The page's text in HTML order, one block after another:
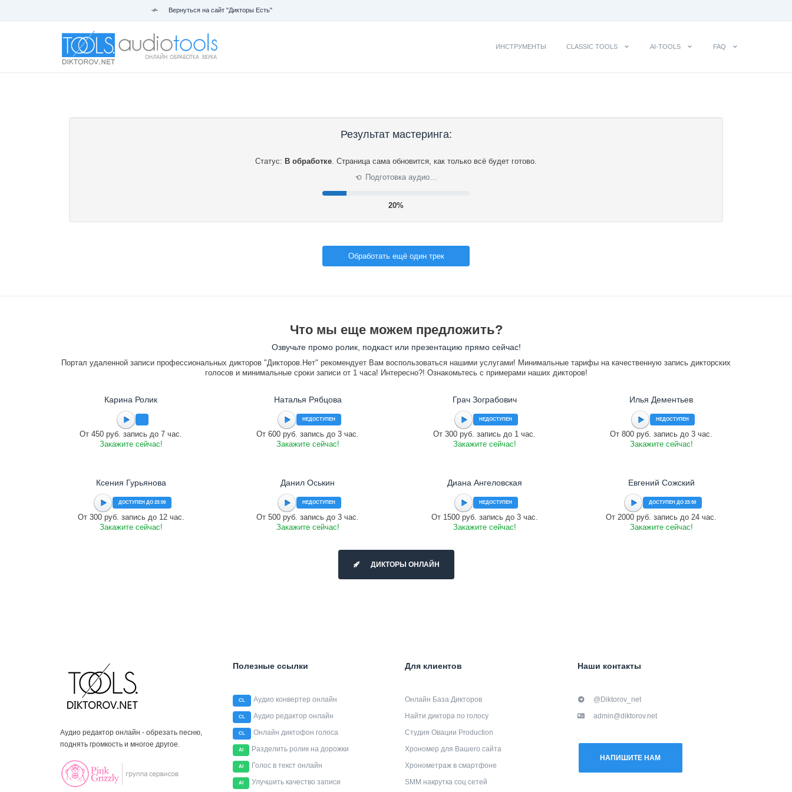
Вернуться на сайт "Дикторы Есть"
ИНСТРУМЕНТЫ CLASSIC TOOLS AI-TOOLS FAQ
Результат мастеринга:
Статус: В обработке. Страница сама обновится, как только всё будет готово.
⟳ Подготовка аудио…
21%
Обработать ещё один трек
Что мы еще можем предложить?
Озвучьте промо ролик, подкаст или презентацию прямо сейчас!
Портал удаленной записи профессиональных дикторов "Дикторов.Нет" рекомендует Вам воспользоваться нашими услугами! Минимальные тарифы на качественную запись дикторских
голосов и минимальные сроки записи от 1 часа! Интересно?! Ознакомьтесь с примерами наших дикторов!
Карина Ролик
От 450 руб. запись до 7 час.
Закажите сейчас!
Наталья Рябцова
НЕДОСТУПЕН
От 600 руб. запись до 3 час.
Закажите сейчас!
Грач Зограбович
НЕДОСТУПЕН
От 300 руб. запись до 1 час.
Закажите сейчас!
Илья Дементьев
НЕДОСТУПЕН
От 800 руб. запись до 3 час.
Закажите сейчас!
Ксения Гурьянова
ДОСТУПЕН ДО 23:59
От 300 руб. запись до 12 час.
Закажите сейчас!
Данил Оськин
НЕДОСТУПЕН
От 500 руб. запись до 3 час.
Закажите сейчас!
Диана Ангеловская
НЕДОСТУПЕН
От 1500 руб. запись до 3 час.
Закажите сейчас!
Евгений Сожский
ДОСТУПЕН ДО 23:59
От 2000 руб. запись до 24 час.
Закажите сейчас!
ДИКТОРЫ ОНЛАЙН
Аудио редактор онлайн - обрезать песню,
поднять громкость и многое другое.
Полезные ссылки
CL Аудио конвертер онлайн
CL Аудио редактор онлайн
CL Онлайн диктофон голоса
AI Разделить ролик на дорожки
AI Голос в текст онлайн
AI Улучшить качество записи
Для клиентов
Онлайн База Дикторов
Найти диктора по голосу
Студия Овации Production
Хрономер для Вашего сайта
Хронометраж в смартфоне
SMM накрутка соц сетей
Наши контакты
@Diktorov_net
admin@diktorov.net
НАПИШИТЕ НАМ